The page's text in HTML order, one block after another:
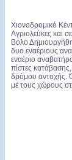
Χιονοδρομικό
Αγριολεύκες και
Βόλο
δυο εναέριους
εναέριο
πίστες
δρόμου αντοχής.
με τους χώρους